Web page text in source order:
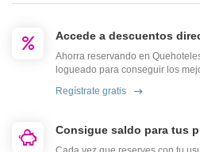
Accede a descuentos
Ahorra reservando en
logueado para conseguir los
Regístrate gratis
Consigue saldo para tus